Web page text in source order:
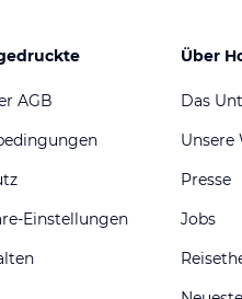
AGB
Einstellungen
Über
Das
Unsere
Presse
Jobs